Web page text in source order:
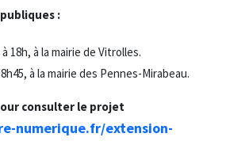
:
18h, à la mairie de Vitrolles.
à la mairie des Pennes-Mirabeau.
consulter le projet
numerique.fr/extension-